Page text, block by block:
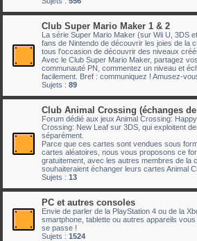
Club Super Mario Maker 1 & 2
La série Super Mario Maker (sur Wii U, 3DS
fans de Nintendo de découvrir les joies de la
tous l'occasion de découvrir des niveaux
Avec le Club Super Mario Maker, partagez
communauté PN, commentez un niveau et
facilement. Bref : communiquez ! Amusez-
Sujets : 89
Club Animal Crossing (échanges
Forum dédié aux jeux Animal Crossing:
Crossing: New Leaf sur 3DS, qui exploitent
séparément.
Parce que ces cartes sont vendues sous
cartes aléatoires, nous vous proposons ce
gratuitement, avec les autres membres de la
souhaiteraient échanger leurs cartes Animal
Sujets : 13
PC et autres consoles
Envie de parler de la PlayStation 4 ou de la
smartphone, tablette ou autres appareils
se passe !
Sujets : 1524